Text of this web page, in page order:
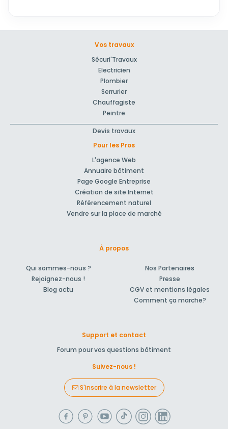
Vos travaux
Sécuri'Travaux
Electricien
Plombier
Serrurier
Chauffagiste
Peintre
Devis travaux
Pour les Pros
L'agence Web
Annuaire bâtiment
Page Google Entreprise
Création de site Internet
Référencement naturel
Vendre sur la place de marché
À propos
Qui sommes-nous ?
Rejoignez-nous !
Blog actu
Nos Partenaires
Presse
CGV et mentions légales
Comment ça marche?
Support et contact
Forum pour vos questions bâtiment
Suivez-nous !
S'inscrire à la newsletter